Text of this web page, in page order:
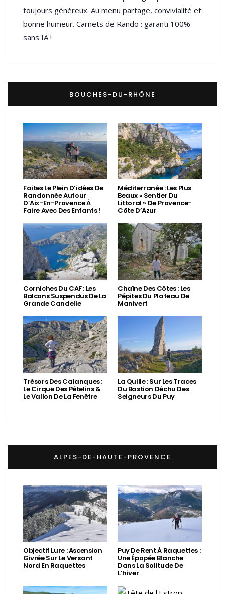
toujours généreux. Au menu partage, convivialité et
bonne humeur. Carnets de Rando : garanti 100%
sans IA !
BOUCHES-DU-RHÔNE
Faites Le Plein D’idées De
Randonnée Autour
D’Aix-En-Provence À
Faire Avec Des Enfants !
Méditerranée : Les Plus
Beaux « Sentier Du
Littoral » De Provence-
Côte D’Azur
Corniches Du CAF : Les
Balcons Suspendus De La
Grande Candelle
Chaîne Des Côtes : Les
Pépites Du Plateau De
Manivert
Trésors Des Calanques :
Le Cirque Des Pételins &
Le Vallon De La Fenêtre
La Quille : Sur Les Traces
Du Bastion Déchu Des
Seigneurs Du Puy
ALPES-DE-HAUTE-PROVENCE
Objectif Lure : Ascension
Givrée Sur Le Versant
Nord En Raquettes
Puy De Rent À Raquettes :
Une Épopée Blanche
Dans La Solitude De
L’hiver